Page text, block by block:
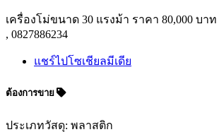
เครื่องโม่ขนาด 30 แรงม้า ราคา 80,000 บาท
, 0827886234
แชร์ไปโซเชียลมีเดีย
ต้องการขาย
ประเภทวัสดุ: พลาสติก